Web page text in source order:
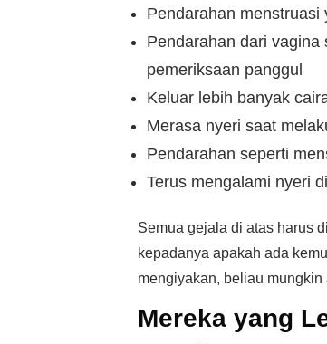
Pendarahan
Pendarahan dari vagina
pemeriksaan panggul
Keluar lebih banyak
Merasa nyeri saat
Pendarahan seperti
Terus mengalami nyeri
Semua gejala di atas harus
kepadanya apakah ada
mengiyakan, beliau
Mereka yang